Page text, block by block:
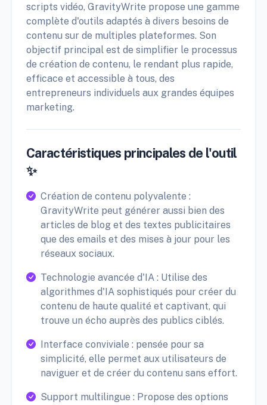
scripts vidéo, GravityWrite propose une gamme
complète d'outils adaptés à divers besoins de
contenu sur de multiples plateformes. Son
objectif principal est de simplifier le processus
de création de contenu, le rendant plus rapide,
efficace et accessible à tous, des
entrepreneurs individuels aux grandes équipes
marketing.
Caractéristiques principales de l'outil
✨
Création de contenu polyvalente :
GravityWrite peut générer aussi bien des
articles de blog et des textes publicitaires
que des emails et des mises à jour pour les
réseaux sociaux.
Technologie avancée d'IA : Utilise des
algorithmes d'IA sophistiqués pour créer du
contenu de haute qualité et captivant, qui
trouve un écho auprès des publics ciblés.
Interface conviviale : pensée pour sa
simplicité, elle permet aux utilisateurs de
naviguer et de créer du contenu sans effort.
Support multilingue : Propose des options